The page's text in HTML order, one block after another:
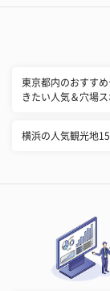
東京都内のおすす
きたい人気＆穴場ス
横浜の人気観光地